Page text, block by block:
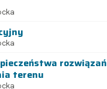
rozwiązań
terenu